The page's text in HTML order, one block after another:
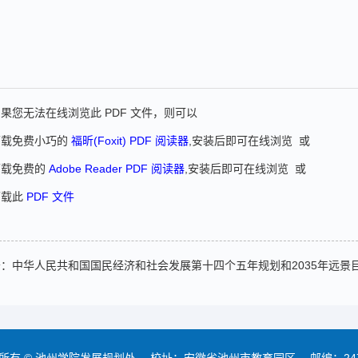
您无法在线浏览此 PDF 文件，则可以
免费小巧的 福昕(Foxit) PDF 阅读器 ,安装后即可在线浏览 或
免费的 Adobe Reader PDF 阅读器 ,安装后即可在线浏览 或
此 PDF 文件
中华人民共和国国民经济和社会发展第十四个五年规划和2035年远景